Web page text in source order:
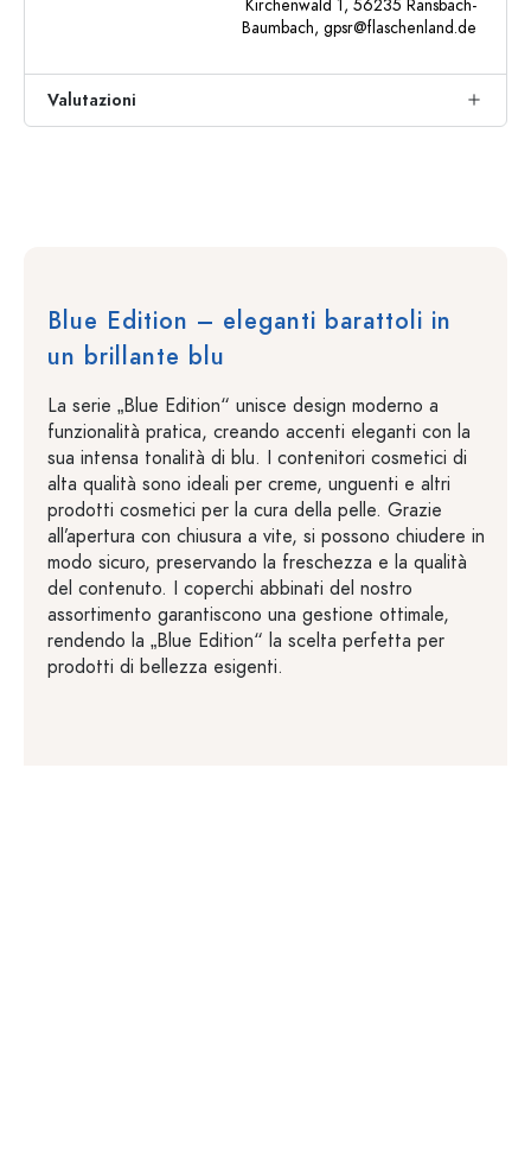
Kirchenwald 1, 56235 Ransbach-
Baumbach, gpsr@flaschenland.de
Valutazioni
Blue Edition – eleganti barattoli in
un brillante blu
La serie „Blue Edition“ unisce design moderno a
funzionalità pratica, creando accenti eleganti con la
sua intensa tonalità di blu. I contenitori cosmetici di
alta qualità sono ideali per creme, unguenti e altri
prodotti cosmetici per la cura della pelle. Grazie
all’apertura con chiusura a vite, si possono chiudere in
modo sicuro, preservando la freschezza e la qualità
del contenuto. I coperchi abbinati del nostro
assortimento garantiscono una gestione ottimale,
rendendo la „Blue Edition“ la scelta perfetta per
prodotti di bellezza esigenti.